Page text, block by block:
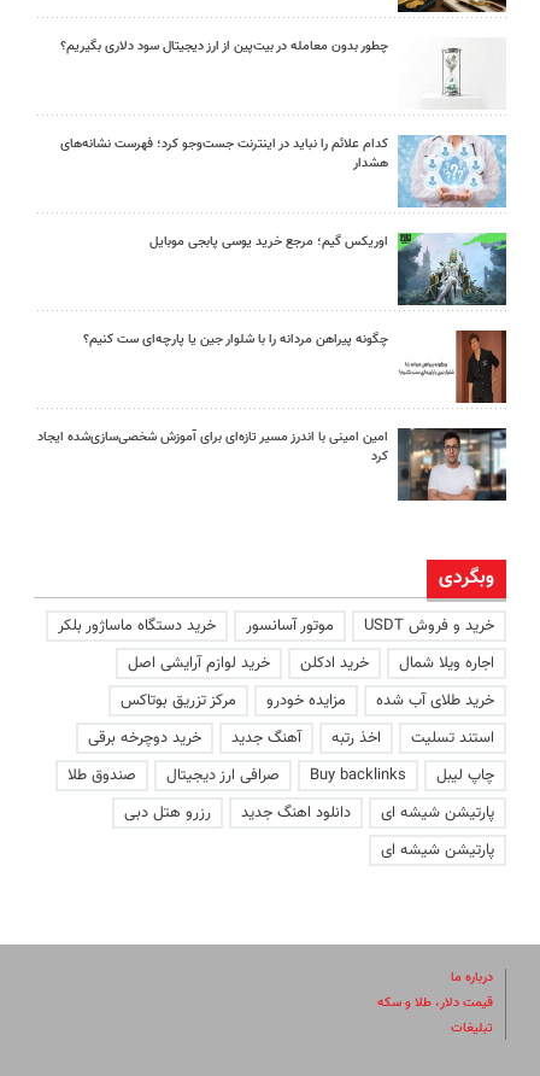
چطور بدون معامله در بیت‌پین از ارز دیجیتال سود دلاری بگیریم؟
کدام علائم را نباید در اینترنت جست‌وجو کرد؛ فهرست نشانه‌های
هشدار
اوریکس گیم؛ مرجع خرید یوسی پابجی موبایل
چگونه پیراهن مردانه را با شلوار جین یا پارچه‌ای ست کنیم؟
امین امینی با اندرز مسیر تازه‌ای برای آموزش شخصی‌سازی‌شده ایجاد
کرد
وبگردی
خرید و فروش USDT موتور آسانسور
خرید دستگاه ماساژور بلکر
اجاره ویلا شمال
خرید ادکلن
خرید لوازم آرایشی اصل
خرید طلای آب شده
مزایده خودرو
مرکز تزریق بوتاکس
استند تسلیت
اخذ رتبه آهنگ جدید
خرید دوچرخه برقی
چاپ لیبل
Buy backlinks صرافی ارز دیجیتال
صندوق طلا
پارتیشن شیشه ای
دانلود اهنگ جدید
رزرو هتل دبی
پارتیشن شیشه ای
درباره ما
قیمت دلار، طلا و سکه
تبلیغات